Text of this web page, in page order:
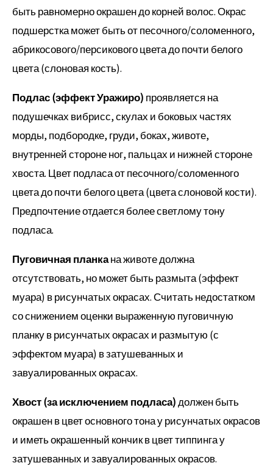
быть равномерно окрашен до корней волос. Окрас
подшерстка может быть от песочного/соломенного,
абрикосового/персикового цвета до почти белого
цвета (слоновая кость).
Подлас (эффект Уражиро) проявляется на
подушечках вибрисс, скулах и боковых частях
морды, подбородке, груди, боках, животе,
внутренней стороне ног, пальцах и нижней стороне
хвоста. Цвет подласа от песочного/соломенного
цвета до почти белого цвета (цвета слоновой кости).
Предпочтение отдается более светлому тону
подласа.
Пуговичная планкана животе должна
отсутствовать, но может быть размыта (эффект
муара) в рисунчатых окрасах. Считать недостатком
со снижением оценки выраженную пуговичную
планку в рисунчатых окрасах и размытую (с
эффектом муара) в затушеванных и
завуалированных окрасах.
Хвост (за исключением подласа)должен быть
окрашен в цвет основного тона у рисунчатых окрасов
и иметь окрашенный кончик в цвет типпинга у
затушеванных и завуалированных окрасов.